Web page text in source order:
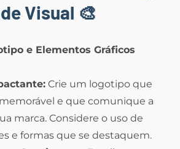
Visual 🎨
e Elementos Gráficos
Crie um logotipo que
e que comunique a
marca. Considere o uso de
e formas que se destaquem.